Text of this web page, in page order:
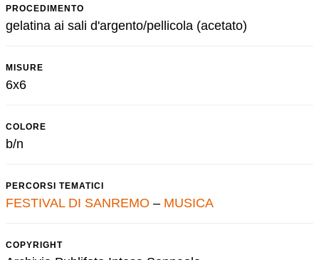
PROCEDIMENTO
gelatina ai sali d'argento/pellicola (acetato)
MISURE
6x6
COLORE
b/n
PERCORSI TEMATICI
FESTIVAL DI SANREMO – MUSICA
COPYRIGHT